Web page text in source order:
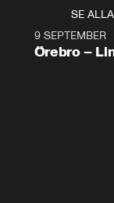
SE ALLA
Plus
9 SEPTEMBER
Örebro –